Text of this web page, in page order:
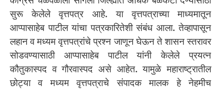
सुरू केलेले वृत्तपत्र आहे. या वृत्तपत्राच्या माध्यमातून
आप्पासाहेब पाटील यांचा पत्रकारितेशी संबंध आला. तेव्हापासून
लहान व मध्यम वृत्तपत्रांचे प्रश्न जाणून घेऊन ते शासन स्तरावर
सोडवण्यासाठी आप्पासाहेब पाटील यांनी केलेले प्रयत्न
कौतुकास्पद व गौरवास्पद असे आहेत. यामुळे महाराष्ट्रातील
छोट्या व मध्यम वृत्तपत्राचे संपादक मालक हे नेहमीच